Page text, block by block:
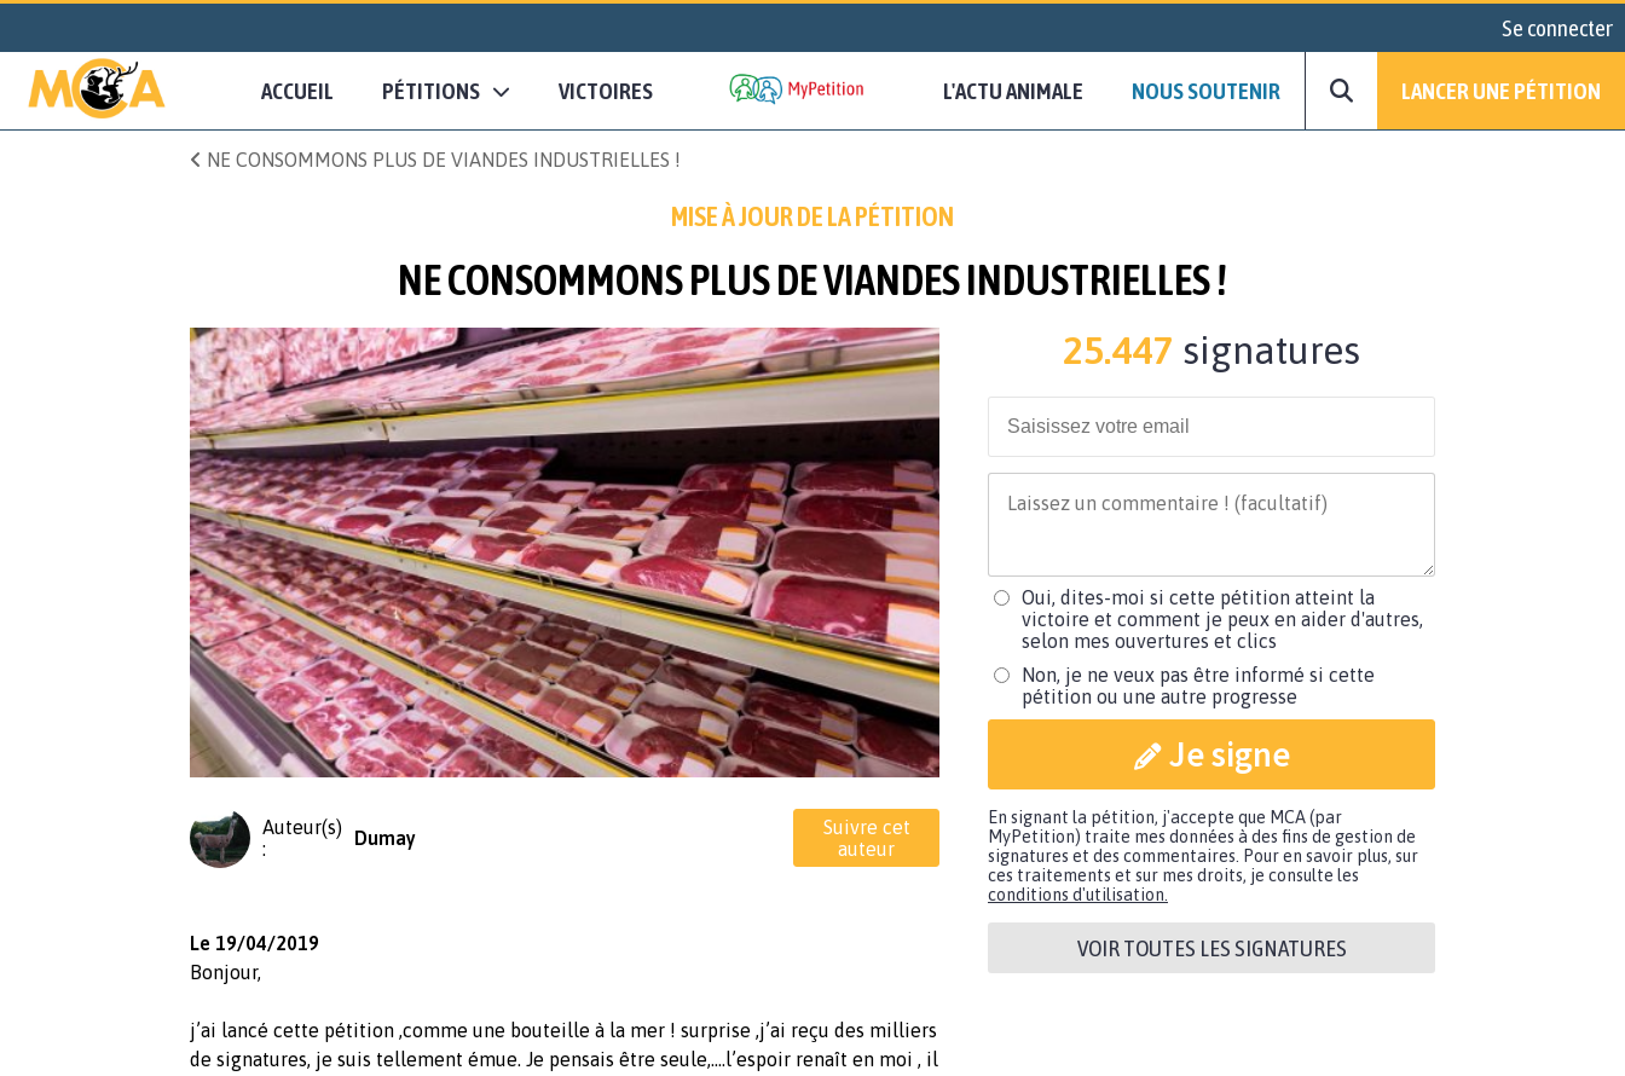
Se connecter
ACCUEIL PÉTITIONS VICTOIRES L'ACTU ANIMALE NOUS SOUTENIR LANCER UNE PÉTITION
NE CONSOMMONS PLUS DE VIANDES INDUSTRIELLES !
MISE À JOUR DE LA PÉTITION
NE CONSOMMONS PLUS DE VIANDES INDUSTRIELLES !
Auteur(s)
:
Dumay
Suivre cet
auteur
Le 19/04/2019
Bonjour,
j’ai lancé cette pétition ,comme une bouteille à la mer ! surprise ,j’ai reçu des milliers
de signatures, je suis tellement émue. Je pensais être seule,....l’espoir renaît en moi , il
25.447 signatures
Oui, dites-moi si cette pétition atteint la
victoire et comment je peux en aider d'autres,
selon mes ouvertures et clics
Non, je ne veux pas être informé si cette
pétition ou une autre progresse
Je signe
En signant la pétition, j'accepte que MCA (par
MyPetition) traite mes données à des fins de gestion de
signatures et des commentaires. Pour en savoir plus, sur
ces traitements et sur mes droits, je consulte les
conditions d'utilisation.
VOIR TOUTES LES SIGNATURES